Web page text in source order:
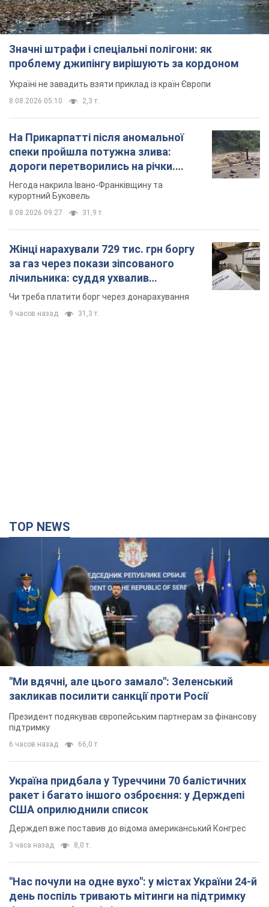
Значні штрафи і спеціальні полігони: як
проблему джипінгу вирішують за кордоном
Україні не завадить взяти приклад із країн Європи
8.08.2026 05:10 2,3 т.
На Прикарпатті після аномальної
спеки пройшла потужна злива:
дороги перетворились на річки.
Відео
Негода накрила Івано-Франківщину та
курортний Буковель
8.08.2026 09:27 31,9 т.
Жінці нарахували 729 тис. грн боргу
за газ через покази зіпсованого
лічильника: суддя ухвалив
неочікуване рішення
Чи треба платити борг через донарахування
9 часов назад 31,3 т.
TOP NEWS
"Ми вдячні, але цього замало": Зеленський
закликав посилити санкції проти Росії
Президент подякував європейським партнерам за фінансову
підтримку
6 часов назад 66,0 т.
Україна придбала у Туреччини 70 балістичних
ракет і багато іншого озброєння: у Держдепі
США оприлюднили список
Держдеп вже поставив до відома американський Конгрес
3 часа назад 8,0 т.
"Нас почули на одне вухо": у містах України 24-й
день поспіль тривають мітинги на підтримку